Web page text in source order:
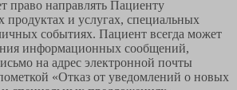
право направлять Пациенту
продуктах и услугах, специальных
событиях. Пациент всегда может
информационных сообщений,
на адрес электронной почты
«Отказ от уведомлений о новых